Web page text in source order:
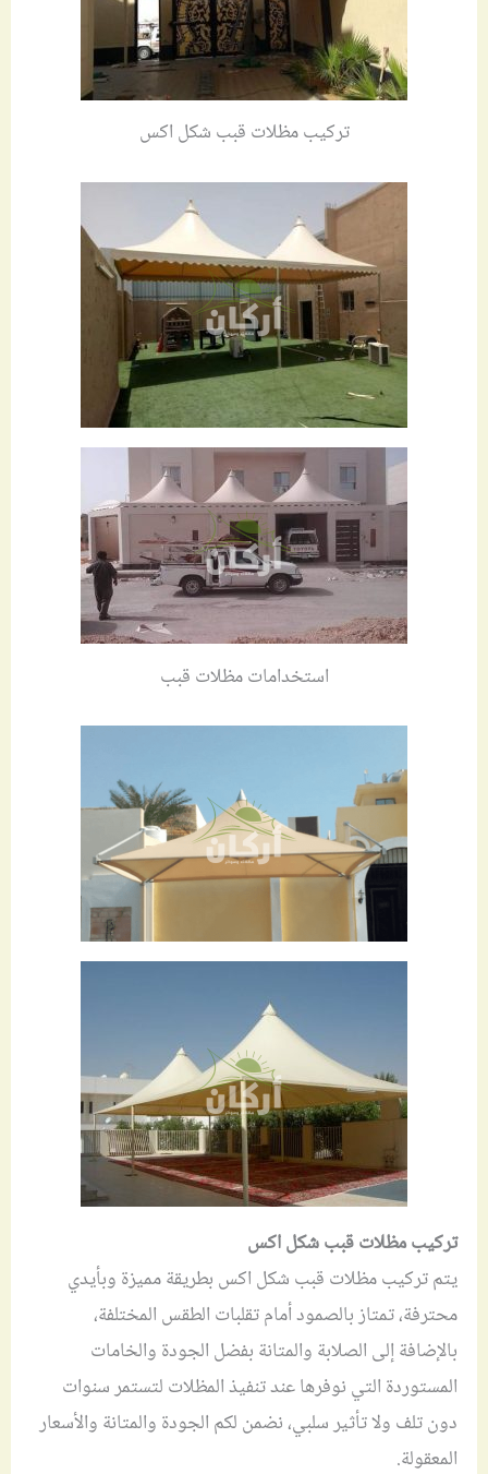
تركيب مظلات قبب شكل اكس
استخدامات مظلات قبب
تركيب مظلات قبب شكل اكس
يتم تركيب مظلات قبب شكل اكس بطريقة مميزة وبأيدي
محترفة، تمتاز بالصمود أمام تقلبات الطقس المختلفة،
بالإضافة إلى الصلابة والمتانة بفضل الجودة والخامات
المستوردة التي نوفرها عند تنفيذ المظلات لتستمر سنوات
دون تلف ولا تأثير سلبي، نضمن لكم الجودة والمتانة والأسعار
المعقولة.